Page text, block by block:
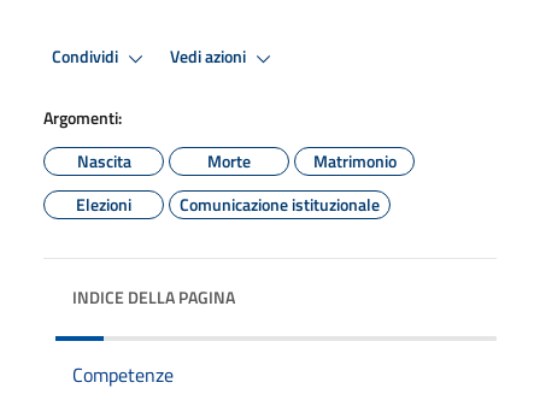
Condividi Vedi azioni
Argomenti:
Nascita
Morte
Matrimonio
Elezioni
Comunicazione istituzionale
INDICE DELLA PAGINA
Competenze